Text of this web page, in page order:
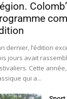
dernier, l’édition
jours avait
Cette
qui a...